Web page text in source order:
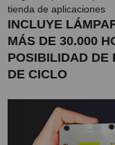
tienda de aplicaciones
INCLUYE
MÁS DE 30.000
POSIBILIDAD DE
DE CICLO